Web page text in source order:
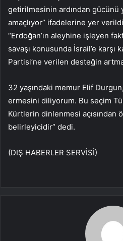
getirilmesinin ardından gücünü
amaçlıyor” ifadelerine yer
“Erdoğan’ın aleyhine işleyen
savaşı konusunda İsrail’e karşı
Partisi’ne verilen desteğin
32 yaşındaki memur Elif
ermesini diliyorum. Bu seçim
Kürtlerin dinlenmesi açısından
belirleyicidir” dedi.
(DIŞ HABERLER SERVİSİ)